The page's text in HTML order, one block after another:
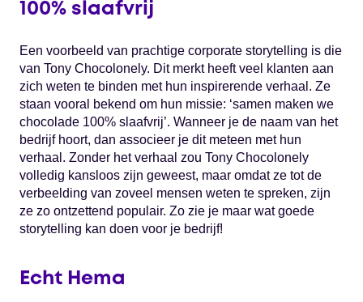
100% slaafvrij
Een voorbeeld van prachtige corporate storytelling is die
van Tony Chocolonely. Dit merkt heeft veel klanten aan
zich weten te binden met hun inspirerende verhaal. Ze
staan vooral bekend om hun missie: ‘samen maken we
chocolade 100% slaafvrij’. Wanneer je de naam van het
bedrijf hoort, dan associeer je dit meteen met hun
verhaal. Zonder het verhaal zou Tony Chocolonely
volledig kansloos zijn geweest, maar omdat ze tot de
verbeelding van zoveel mensen weten te spreken, zijn
ze zo ontzettend populair. Zo zie je maar wat goede
storytelling kan doen voor je bedrijf!
Echt Hema